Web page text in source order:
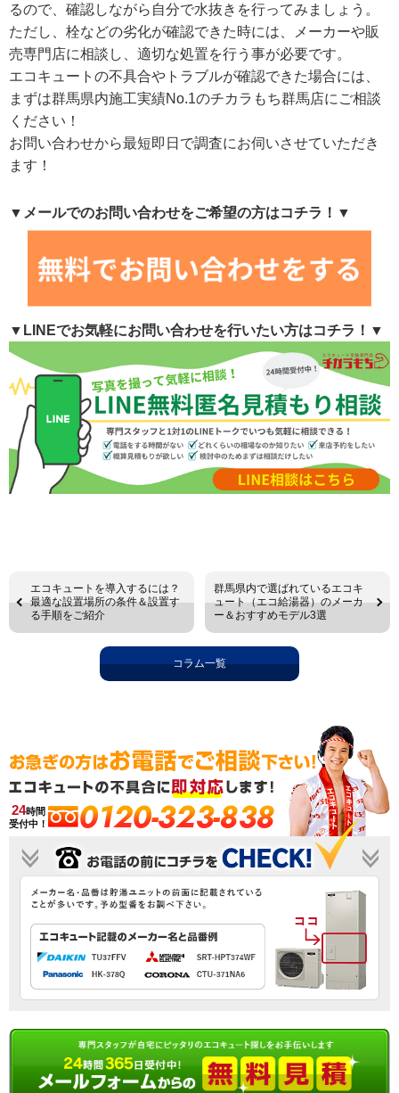
るので、確認しながら自分で水抜きを行ってみましょう。
ただし、栓などの劣化が確認できた時には、メーカーや販
売専門店に相談し、適切な処置を行う事が必要です。
エコキュートの不具合やトラブルが確認できた場合には、
まずは群馬県内施工実績No.1のチカラもち群馬店にご相談
ください！
お問い合わせから最短即日で調査にお伺いさせていただき
ます！
▼メールでのお問い合わせをご希望の方はコチラ！▼
▼LINEでお気軽にお問い合わせを行いたい方はコチラ！▼
エコキュートを導入するには？
最適な設置場所の条件＆設置す
る手順をご紹介
群馬県内で選ばれているエコキ
ュート（エコ給湯器）のメーカ
ー＆おすすめモデル3選
コラム一覧
24時間
受付中！
0120-323-838